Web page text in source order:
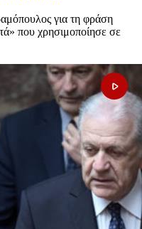
για τη φράση
που χρησιμοποίησε σε